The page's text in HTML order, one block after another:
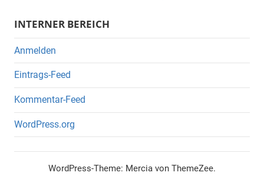
INTERNER BEREICH
Anmelden
Eintrags-Feed
Kommentar-Feed
WordPress.org
WordPress-Theme: Mercia von ThemeZee.